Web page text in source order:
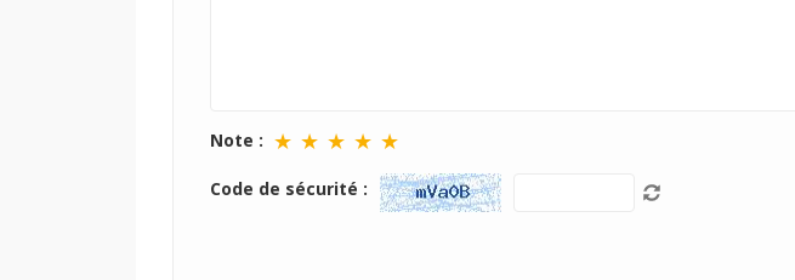
Note : ★ ★ ★ ★ ★
Code de sécurité :